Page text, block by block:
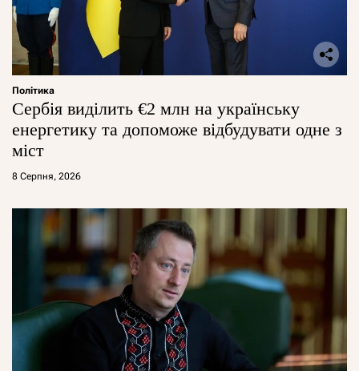
Політика
Сербія виділить €2 млн на українську
енергетику та допоможе відбудувати одне з
міст
8 Серпня, 2026